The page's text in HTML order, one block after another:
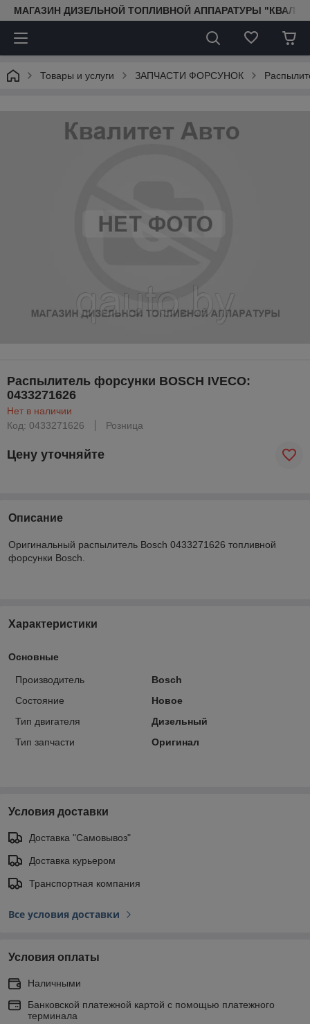
МАГАЗИН ДИЗЕЛЬНОЙ ТОПЛИВНОЙ АППАРАТУРЫ
Товары и услуги ЗАПЧАСТИ ФОРСУНОК
Распылитель форсунки BOSCH IVECO:
0433271626
Нет в наличии
Код: 0433271626
Розница
Цену уточняйте
Описание
Оригинальный распылитель Bosch 0433271626 топливной
форсунки Bosch.
Характеристики
Основные
Производитель
Bosch
Состояние
Новое
Тип двигателя
Дизельный
Тип запчасти
Оригинал
Условия доставки
Доставка "Самовывоз"
Доставка курьером
Транспортная компания
Все условия доставки
Условия оплаты
Наличными
Банковской платежной картой с помощью платежного
терминала